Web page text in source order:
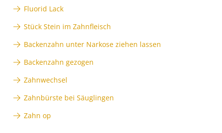
Fluorid Lack
Stück Stein im Zahnfleisch
Backenzahn unter Narkose ziehen lassen
Backenzahn gezogen
Zahnwechsel
Zahnbürste bei Säuglingen
Zahn op